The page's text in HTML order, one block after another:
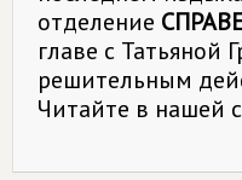
отделение
главе с Татьяной
решительным
Читайте в нашей